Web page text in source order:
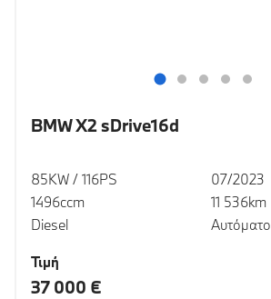
BMW X2 sDrive16d
85KW / 116PS
1496ccm
Diesel
07/2023
11 536km
Αυτόματο
Τιμή
37 000 €